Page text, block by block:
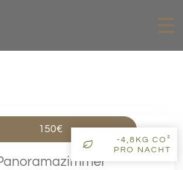
150€
-4,8KG CO²
PRO NACHT